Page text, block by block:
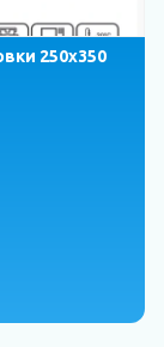
250х350